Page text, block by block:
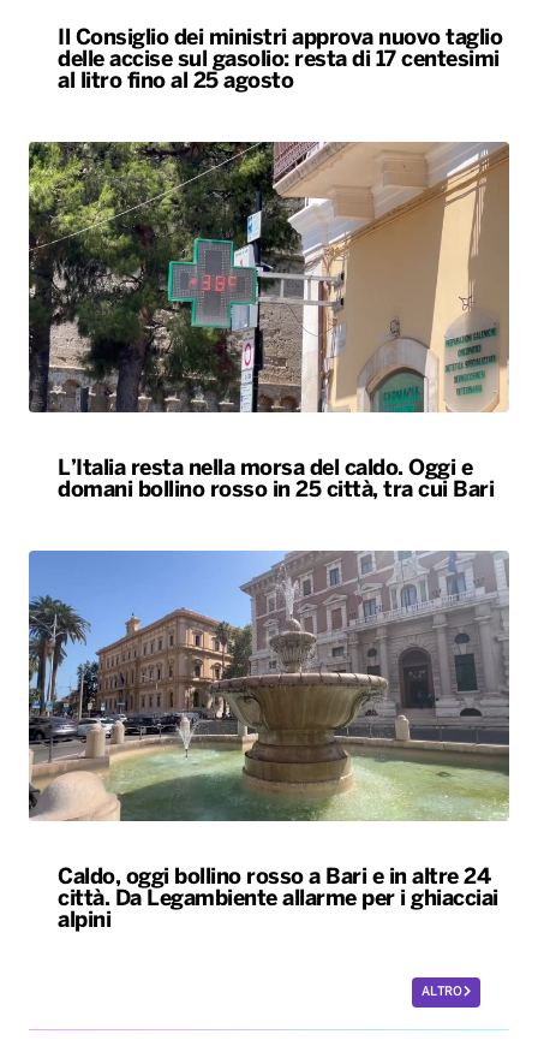
Il Consiglio dei ministri approva nuovo taglio
delle accise sul gasolio: resta di 17 centesimi
al litro fino al 25 agosto
L’Italia resta nella morsa del caldo. Oggi e
domani bollino rosso in 25 città, tra cui Bari
Caldo, oggi bollino rosso a Bari e in altre 24
città. Da Legambiente allarme per i ghiacciai
alpini
ALTRO